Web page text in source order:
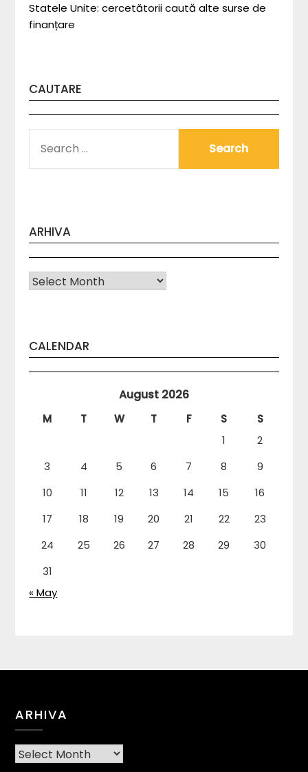
Statele Unite: cercetătorii caută alte surse de
finanțare
CAUTARE
FOR:
ARHIVA
Arhiva
CALENDAR
August 2026
M T W T F S
S
1
2
3
4 5 6 7 8
9
10
11 12 13 14 15
16
17
18 19 20 21 22
23
24
25 26 27 28 29
30
31
« May
ARHIVA
Arhiva